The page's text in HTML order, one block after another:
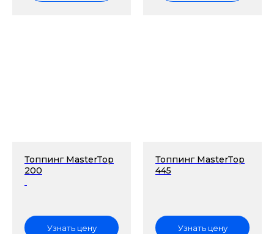
Топпинг MasterTop
200
Узнать цену
Топпинг MasterTop
445
Узнать цену